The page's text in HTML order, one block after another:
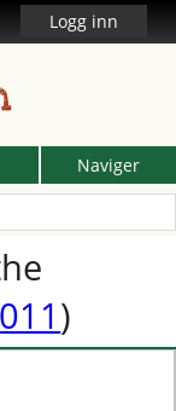
Logg inn
Naviger
)